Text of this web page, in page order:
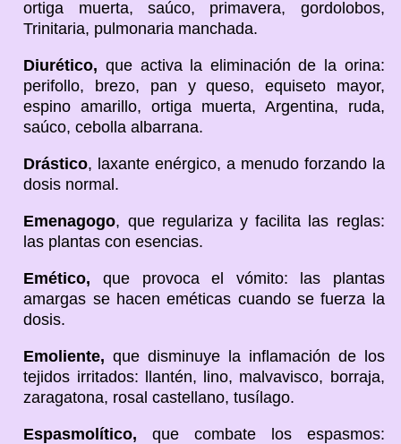
ortiga muerta, saúco, primavera, gordolobos,
Trinitaria, pulmonaria manchada.
Diurético,que activa la eliminación de la orina:
perifollo, brezo, pan y queso, equiseto mayor,
espino amarillo, ortiga muerta, Argentina, ruda,
saúco, cebolla albarrana.
Drástico, laxante enérgico, a menudo forzando la
dosis normal.
Emenagogo, que regulariza y facilita las reglas:
las plantas con esencias.
Emético, que provoca el vómito: las plantas
amargas se hacen eméticas cuando se fuerza la
dosis.
Emoliente, que disminuye la inflamación de los
tejidos irritados: llantén, lino, malvavisco, borraja,
zaragatona, rosal castellano, tusílago.
Espasmolítico,que combate los espasmos: